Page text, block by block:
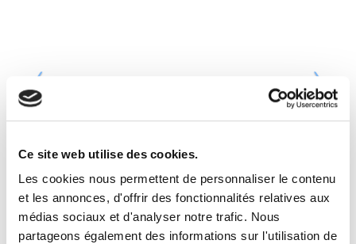
Ce site web utilise des cookies.
Les cookies nous permettent de personnaliser le contenu
et les annonces, d'offrir des fonctionnalités relatives aux
médias sociaux et d'analyser notre trafic. Nous
partageons également des informations sur l'utilisation de